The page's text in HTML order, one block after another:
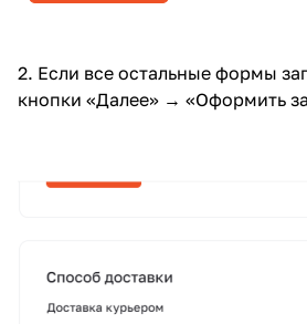
2. Если все остальные формы
кнопки «Далее» → «Оформить